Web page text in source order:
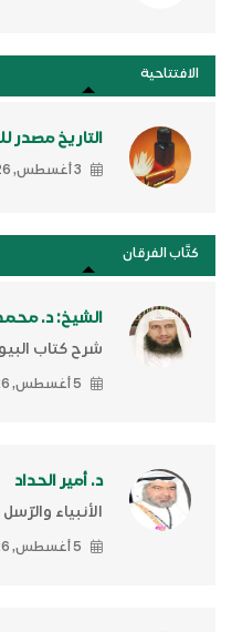
الافتتاحية
التاريخ مصدر
3 أغسطس, 2026
كتَّاب الفرقان
الشيخ: د.
شرح كتاب
5 أغسطس, 2026
د. أمير الحداد
الأنبياء والرّسل
5 أغسطس, 2026